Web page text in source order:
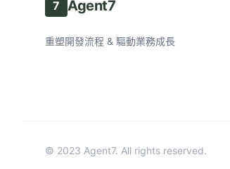
7 Agent7
重塑開發流程 & 驅動業務成長
© 2023 Agent7. All rights reserved.